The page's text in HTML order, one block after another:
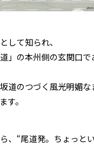
して知られ、
」の本州側の玄関口
道のつづく風光明媚
す。
、“尾道発。ちょっと